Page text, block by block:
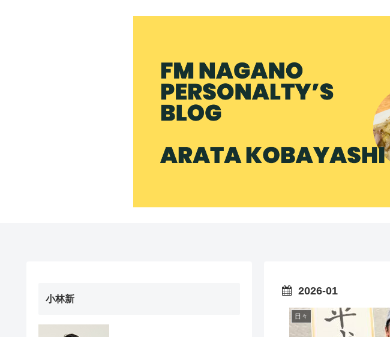
2026-01
日々
小林新